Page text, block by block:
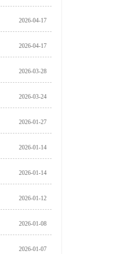
2026-04-17
2026-04-17
2026-03-28
2026-03-24
2026-01-27
2026-01-14
2026-01-14
2026-01-12
2026-01-08
2026-01-07